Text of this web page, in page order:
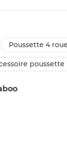
poussette 4
poussette